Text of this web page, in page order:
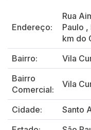
Endereço:
Rua
Paulo ,
km do
Bairro:
Vila
Bairro
Comercial:
Vila
Cidade:
Santo